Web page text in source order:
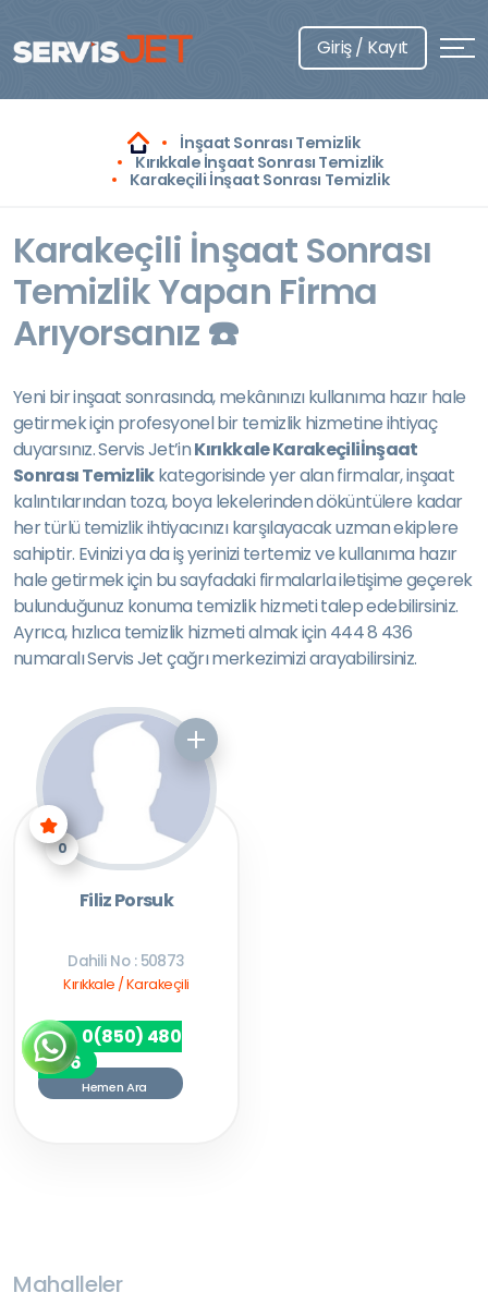
Giriş / Kayıt
İnşaat Sonrası Temizlik
Kırıkkale İnşaat Sonrası Temizlik
Karakeçili İnşaat Sonrası Temizlik
Karakeçili İnşaat Sonrası
Temizlik Yapan Firma
Arıyorsanız ☎️
Yeni bir inşaat sonrasında, mekânınızı kullanıma hazır hale
getirmek için profesyonel bir temizlik hizmetine ihtiyaç
duyarsınız. Servis Jet’inKırıkkale Karakeçiliİnşaat
Sonrası Temizlikkategorisinde yer alan firmalar, inşaat
kalıntılarından toza, boya lekelerinden döküntülere kadar
her türlü temizlik ihtiyacınızı karşılayacak uzman ekiplere
sahiptir. Evinizi ya da iş yerinizi tertemiz ve kullanıma hazır
hale getirmek için bu sayfadaki firmalarla iletişime geçerek
bulunduğunuz konuma temizlik hizmeti talep edebilirsiniz.
Ayrıca, hızlıca temizlik hizmeti almak için 444 8 436
numaralı Servis Jet çağrı merkezimizi arayabilirsiniz.
0
Filiz Porsuk
Dahili No : 50873
Kırıkkale / Karakeçili
0(850) 480
7256
Hemen Ara
Mahalleler